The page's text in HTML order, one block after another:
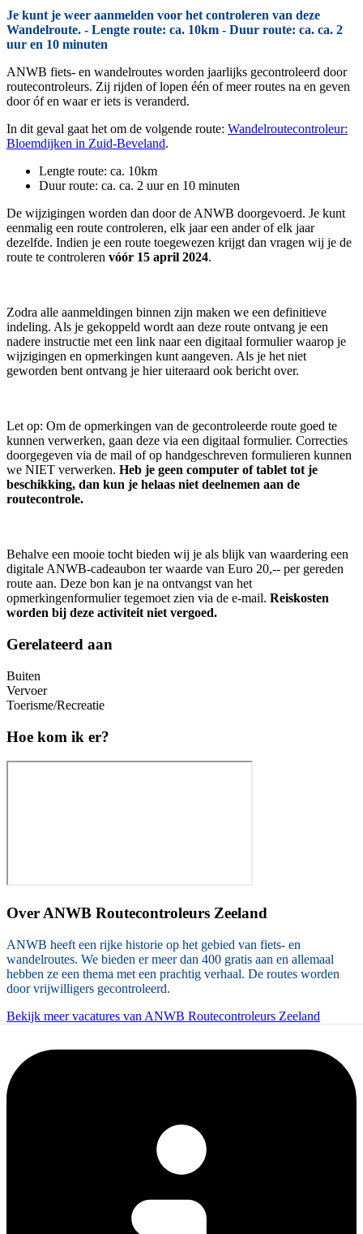
Je kunt je weer aanmelden voor het controleren van deze
Wandelroute. - Lengte route: ca. 10km - Duur route: ca. ca. 2
uur en 10 minuten
ANWB fiets- en wandelroutes worden jaarlijks gecontroleerd door
routecontroleurs. Zij rijden of lopen één of meer routes na en geven
door óf en waar er iets is veranderd.
In dit geval gaat het om de volgende route: Wandelroutecontroleur:
Bloemdijken in Zuid-Beveland.
Lengte route: ca. 10km
Duur route: ca. ca. 2 uur en 10 minuten
De wijzigingen worden dan door de ANWB doorgevoerd. Je kunt
eenmalig een route controleren, elk jaar een ander of elk jaar
dezelfde. Indien je een route toegewezen krijgt dan vragen wij je de
route te controleren vóór 15 april 2024.
Zodra alle aanmeldingen binnen zijn maken we een definitieve
indeling. Als je gekoppeld wordt aan deze route ontvang je een
nadere instructie met een link naar een digitaal formulier waarop je
wijzigingen en opmerkingen kunt aangeven. Als je het niet
geworden bent ontvang je hier uiteraard ook bericht over.
Let op: Om de opmerkingen van de gecontroleerde route goed te
kunnen verwerken, gaan deze via een digitaal formulier. Correcties
doorgegeven via de mail of op handgeschreven formulieren kunnen
we NIET verwerken. Heb je geen computer of tablet tot je
beschikking, dan kun je helaas niet deelnemen aan de
routecontrole.
Behalve een mooie tocht bieden wij je als blijk van waardering een
digitale ANWB-cadeaubon ter waarde van Euro 20,-- per gereden
route aan. Deze bon kan je na ontvangst van het
opmerkingenformulier tegemoet zien via de e-mail. Reiskosten
worden bij deze activiteit niet vergoed.
Gerelateerd aan
Buiten
Vervoer
Toerisme/Recreatie
Hoe kom ik er?
Over ANWB Routecontroleurs Zeeland
ANWB heeft een rijke historie op het gebied van fiets- en
wandelroutes. We bieden er meer dan 400 gratis aan en allemaal
hebben ze een thema met een prachtig verhaal. De routes worden
door vrijwilligers gecontroleerd.
Bekijk meer vacatures van ANWB Routecontroleurs Zeeland